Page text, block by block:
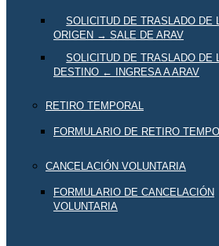
SOLICITUD DE TRASLADO DE
ORIGEN → SALE DE ARAV
SOLICITUD DE TRASLADO DE
DESTINO ← INGRESA A ARAV
RETIRO TEMPORAL
FORMULARIO DE RETIRO
CANCELACIÓN VOLUNTARIA
FORMULARIO DE CANCELACIÓN
VOLUNTARIA